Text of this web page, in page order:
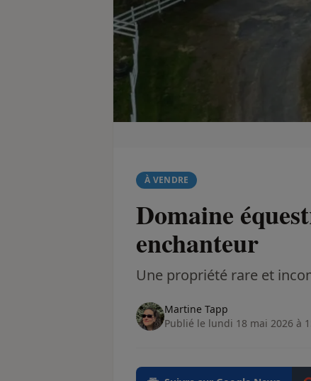
À VENDRE
Domaine
enchanteur
Une propriété rare et
Martine Tapp
Publié le lundi 18 mai 2026 à